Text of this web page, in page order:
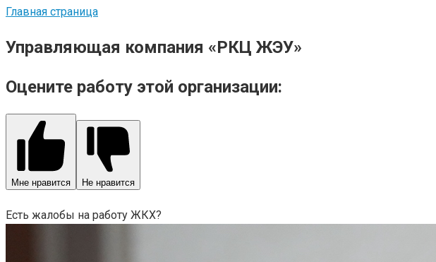
Главная страница
Управляющая компания «РКЦ ЖЭУ»
Оцените работу этой организации:
Мне нравится Не нравится
Есть жалобы на работу ЖКХ?